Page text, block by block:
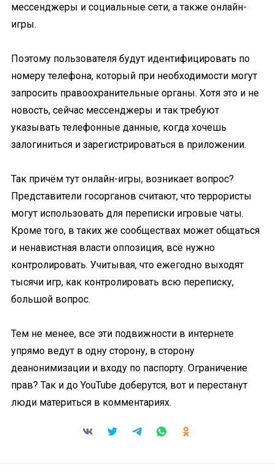
мессенджеры и социальные сети, а также онлайн-
игры.
Поэтому пользователя будут идентифицировать по
номеру телефона, который при необходимости могут
запросить правоохранительные органы. Хотя это и не
новость, сейчас мессенджеры и так требуют
указывать телефонные данные, когда хочешь
залогиниться и зарегистрироваться в приложении.
Так причём тут онлайн-игры, возникает вопрос?
Представители госорганов считают, что террористы
могут использовать для переписки игровые чаты.
Кроме того, в таких же сообществах может общаться
и ненавистная власти оппозиция, всё нужно
контролировать. Учитывая, что ежегодно выходят
тысячи игр, как контролировать всю переписку,
большой вопрос.
Тем не менее, все эти подвижности в интернете
упрямо ведут в одну сторону, в сторону
деанонимизации и входу по паспорту. Ограничение
прав? Так и до YouTube доберутся, вот и перестанут
люди материться в комментариях.